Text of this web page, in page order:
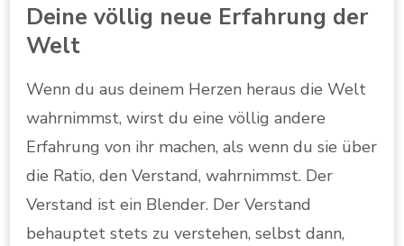
Deine völlig neue Erfahrung der
Welt
Wenn du aus deinem Herzen heraus die Welt
wahrnimmst, wirst du eine völlig andere
Erfahrung von ihr machen, als wenn du sie über
die Ratio, den Verstand, wahrnimmst. Der
Verstand ist ein Blender. Der Verstand
behauptet stets zu verstehen, selbst dann,